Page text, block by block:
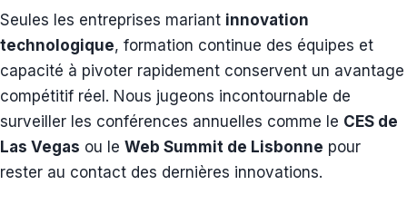
Seules les entreprises mariant innovation
technologique, formation continue des équipes et
capacité à pivoter rapidement conservent un avantage
compétitif réel. Nous jugeons incontournable de
surveiller les conférences annuelles comme le CES de
Las Vegas ou le Web Summit de Lisbonne pour
rester au contact des dernières innovations.